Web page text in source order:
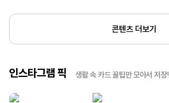
콘텐츠 더보기
인스타그램 픽 생활 속 카드 꿀팁만 모아서 저장!